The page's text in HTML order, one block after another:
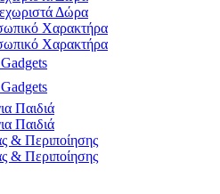
Δώρα
Χαρακτήρα
Χαρακτήρα
Παιδιά
Παιδιά
& Περιποίησης
& Περιποίησης